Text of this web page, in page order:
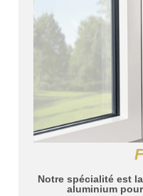
Notre spécialité est
aluminium